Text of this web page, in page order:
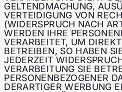
GELTENDMACHUNG,
VERTEIDIGUNG VON
(WIDERSPRUCH NACH
WERDEN IHRE
VERARBEITET, UM
BETREIBEN, SO HABEN
JEDERZEIT
VERARBEITUNG SIE
PERSONENBEZOGENER
DERARTIGER WERBUNG